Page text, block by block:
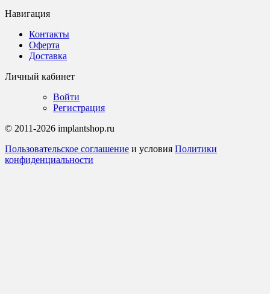
Навигация
Контакты
Оферта
Доставка
Личный кабинет
Войти
Регистрация
© 2011-2026 implantshop.ru
Пользовательское соглашение и условия Политики
конфиденциальности